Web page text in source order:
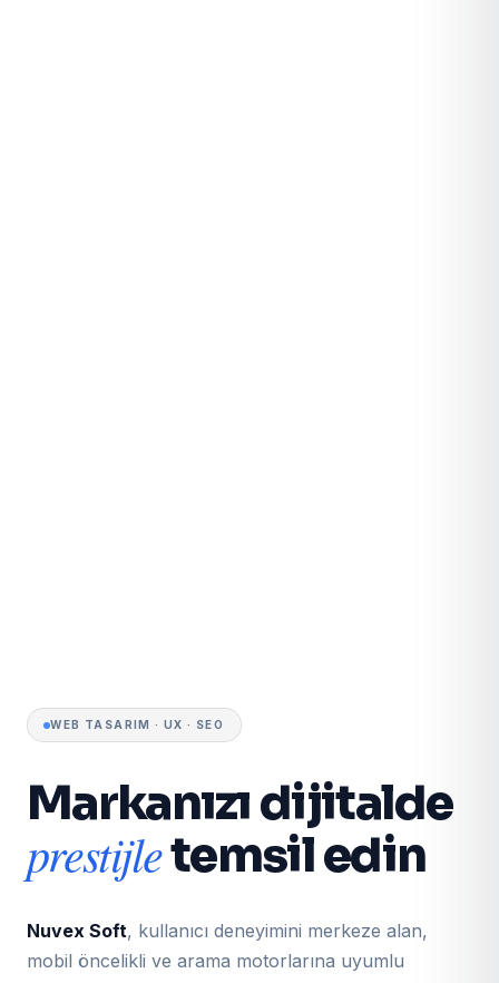
WEB TASARIM · UX · SEO
Markanızı dijitalde
prestijletemsil edin
Nuvex Soft, kullanıcı deneyimini merkeze alan,
mobil öncelikli ve arama motorlarına uyumlu